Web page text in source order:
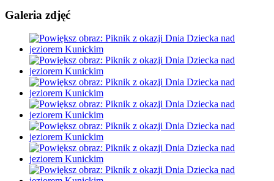
Galeria zdjęć